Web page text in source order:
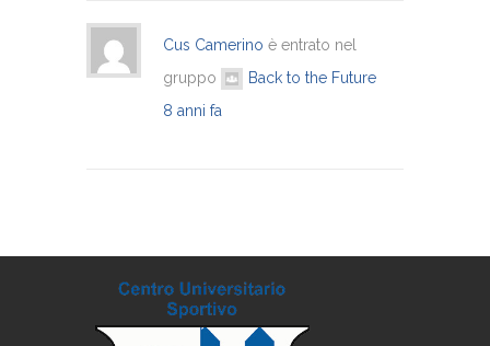
Cus Camerino è entrato nel
gruppo
Back to the Future
8 anni fa